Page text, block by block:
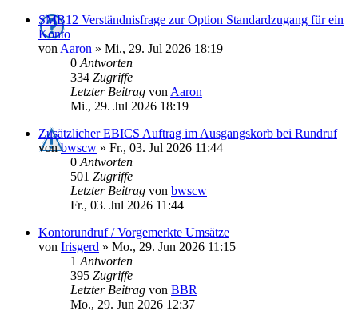
SMB12 Verständnisfrage zur Option Standardzugang für ein
Konto
von Aaron » Mi., 29. Jul 2026 18:19
0 Antworten
334 Zugriffe
Letzter Beitrag von Aaron
Mi., 29. Jul 2026 18:19
Zusätzlicher EBICS Auftrag im Ausgangskorb bei Rundruf
vonbwscw » Fr., 03. Jul 2026 11:44
0 Antworten
501 Zugriffe
Letzter Beitrag von bwscw
Fr., 03. Jul 2026 11:44
Kontorundruf / Vorgemerkte Umsätze
von Irisgerd » Mo., 29. Jun 2026 11:15
1 Antworten
395 Zugriffe
Letzter Beitrag von BBR
Mo., 29. Jun 2026 12:37